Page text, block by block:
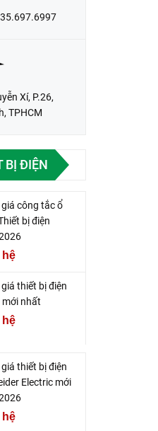
Xí, P.26,
TPHCM
BỊ ĐIỆN
công tắc ổ
bị điện
hệ
thiết bị điện
mới nhất
hệ
thiết bị điện
Electric mới
hệ